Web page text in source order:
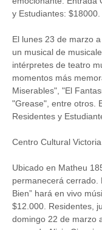
y Estudiantes: $18000.
El lunes 23 de marzo
un musical de
intérpretes de teatro
momentos más
Miserables", "El
"Grease", entre otros.
Residentes y
Centro Cultural
Ubicado en Matheu
permanecerá cerrado.
Bien” hará en vivo
$12.000. Residentes,
domingo 22 de marzo